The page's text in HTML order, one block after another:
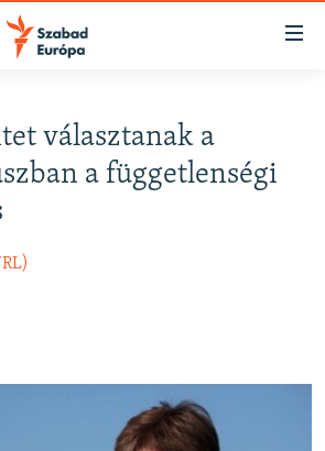
választanak a
a függetlenségi
Spotify